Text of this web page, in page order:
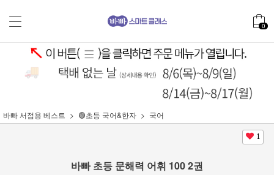
0
바빠 서점용 베스트 🟢초등 국어&한자 국어
1
바빠 초등 문해력 어휘 100 2권